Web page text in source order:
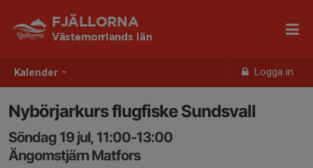
Kalender Logga in
FJÄLLORNA
Västernorrlands län
Nybörjarkurs flugfiske Sundsvall
Söndag 19 jul, 11:00-13:00
Ängomstjärn Matfors